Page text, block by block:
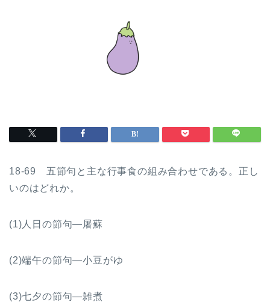
18-69 五節句と主な行事食の組み合わせである。正し
いのはどれか。
(1)人日の節句―屠蘇
(2)端午の節句―小豆がゆ
(3)七夕の節句―雑煮